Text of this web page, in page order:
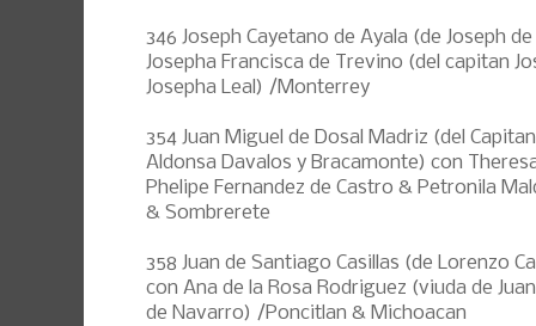
346 Joseph Cayetano de Ayala (de Joseph
Josepha Francisca de Trevino (del capitan
Josepha Leal) /Monterrey
354 Juan Miguel de Dosal Madriz (del
Aldonsa Davalos y Bracamonte) con
Phelipe Fernandez de Castro & Petronila
& Sombrerete
358 Juan de Santiago Casillas (de Lorenzo
con Ana de la Rosa Rodriguez (viuda de
de Navarro) /Poncitlan & Michoacan